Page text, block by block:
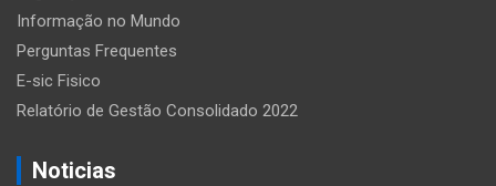
Informação no Mundo
Perguntas Frequentes
E-sic Fisico
Relatório de Gestão Consolidado 2022
Noticias